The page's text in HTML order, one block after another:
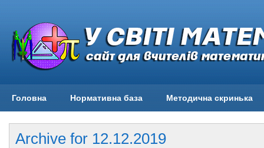
Головна Нормативна база Методична скринька
Archive for 12.12.2019